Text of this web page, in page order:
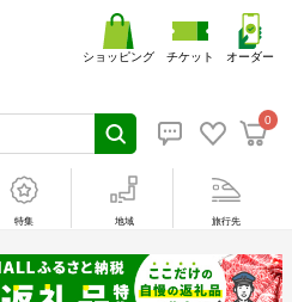
0
ショッピング チケット オーダー
特集 地域 旅行先